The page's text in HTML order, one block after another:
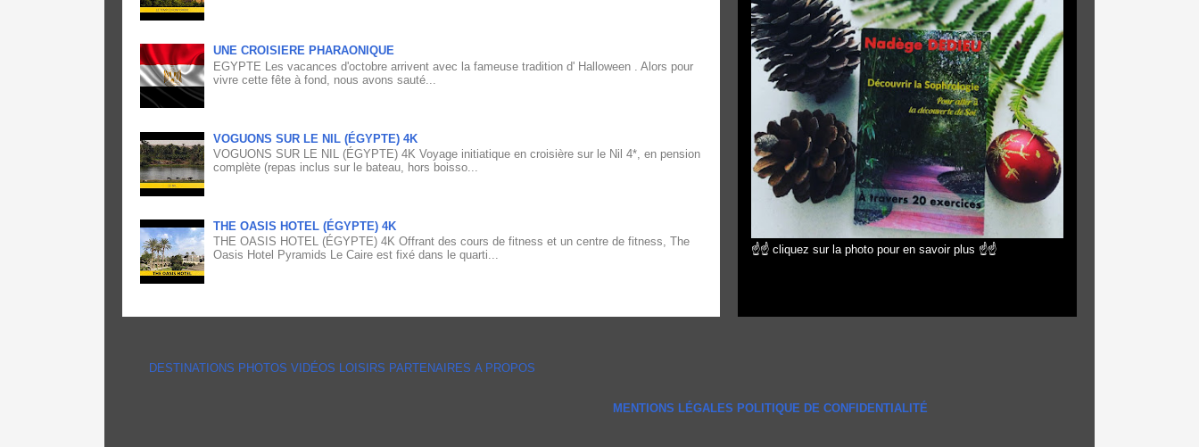
UNE CROISIERE PHARAONIQUE
EGYPTE Les vacances d'octobre arrivent avec la fameuse tradition d' Halloween . Alors pour
vivre cette fête à fond, nous avons sauté...
VOGUONS SUR LE NIL (ÉGYPTE) 4K
VOGUONS SUR LE NIL (ÉGYPTE) 4K Voyage initiatique en croisière sur le Nil 4*, en pension
complète (repas inclus sur le bateau, hors boisso...
THE OASIS HOTEL (ÉGYPTE) 4K
THE OASIS HOTEL (ÉGYPTE) 4K Offrant des cours de fitness et un centre de fitness, The
Oasis Hotel Pyramids Le Caire est fixé dans le quarti...
☝☝ cliquez sur la photo pour en savoir plus ☝☝
DESTINATIONS PHOTOS VIDÉOS LOISIRS PARTENAIRES A PROPOS
MENTIONS LÉGALES POLITIQUE DE CONFIDENTIALITÉ